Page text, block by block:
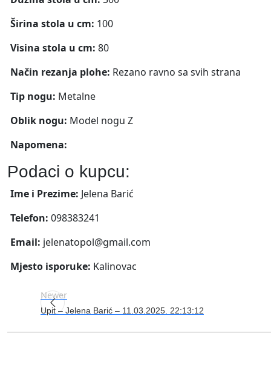
Širina stola u cm: 100
Visina stola u cm: 80
Način rezanja plohe: Rezano ravno sa svih strana
Tip nogu: Metalne
Oblik nogu: Model nogu Z
Napomena:
Podaci o kupcu:
Ime i Prezime: Jelena Barić
Telefon: 098383241
Email: jelenatopol@gmail.com
Mjesto isporuke: Kalinovac
Newer
Upit – Jelena Barić – 11.03.2025. 22:13:12